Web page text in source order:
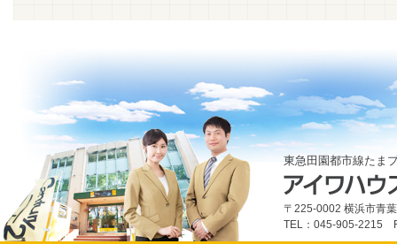
東急田園都市線たま
〒225-0002 横浜市青
TEL：045-905-2215